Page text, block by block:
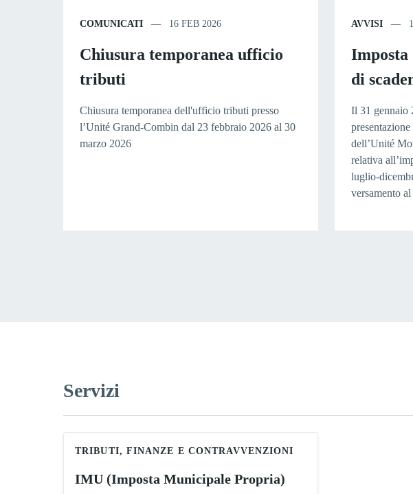
COMUNICATI 16 FEB 2026
Chiusura temporanea ufficio
tributi
Chiusura temporanea dell'ufficio tributi presso
l’Unité Grand-Combin dal 23 febbraio 2026 al 30
marzo 2026
AVVISI
Imposta
di
Il 31 gennaio
dell’Unité
relativa
luglio-
versamento
Servizi
TRIBUTI, FINANZE E CONTRAVVENZIONI
IMU (Imposta Municipale Propria)